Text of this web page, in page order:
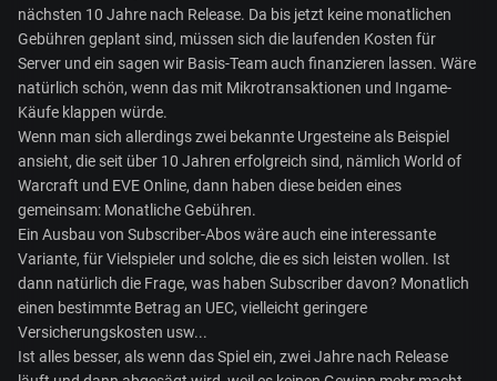
nächsten 10 Jahre nach Release. Da bis jetzt keine monatlichen
Gebühren geplant sind, müssen sich die laufenden Kosten für
Server und ein sagen wir Basis-Team auch finanzieren lassen. Wäre
natürlich schön, wenn das mit Mikrotransaktionen und Ingame-
Käufe klappen würde.
Wenn man sich allerdings zwei bekannte Urgesteine als Beispiel
ansieht, die seit über 10 Jahren erfolgreich sind, nämlich World of
Warcraft und EVE Online, dann haben diese beiden eines
gemeinsam: Monatliche Gebühren.
Ein Ausbau von Subscriber-Abos wäre auch eine interessante
Variante, für Vielspieler und solche, die es sich leisten wollen. Ist
dann natürlich die Frage, was haben Subscriber davon? Monatlich
einen bestimmte Betrag an UEC, vielleicht geringere
Versicherungskosten usw...
Ist alles besser, als wenn das Spiel ein, zwei Jahre nach Release